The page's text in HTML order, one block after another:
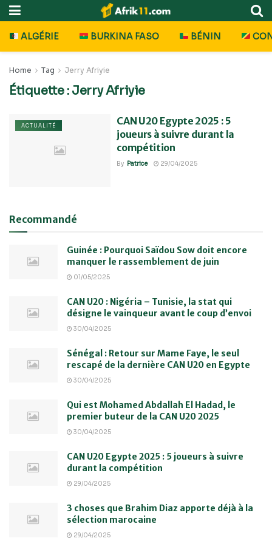
ALGÉRIE BURKINA FASO BÉNIN
Home Tag Jerry Afriyie
Étiquette : Jerry Afriyie
ACTUALITÉ
CAN U20 Egypte 2025 : 5
joueurs à suivre durant la
compétition
By Patrice 29/04/2025
Recommandé
Guinée : Pourquoi Saïdou Sow doit encore
manquer le rassemblement de juin
01/05/2025
CAN U20 : Nigéria – Tunisie, la stat qui
désigne le vainqueur avant le coup d’envoi
30/04/2025
Sénégal : Retour sur Mame Faye, le seul
rescapé de la dernière CAN U20 en Egypte
30/04/2025
Qui est Mohamed Abdallah El Hadad, le
premier buteur de la CAN U20 2025
30/04/2025
CAN U20 Egypte 2025 : 5 joueurs à suivre
durant la compétition
29/04/2025
3 choses que Brahim Diaz apporte déjà à la
sélection marocaine
29/04/2025